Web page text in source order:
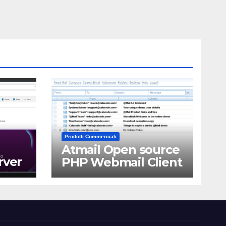
Prodotti Commerciali
Atmail Open source
PHP Webmail Client